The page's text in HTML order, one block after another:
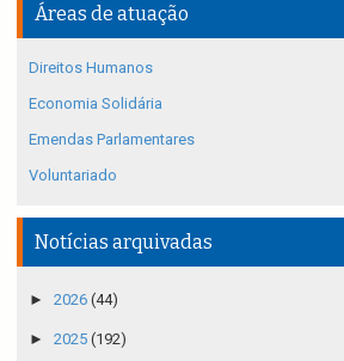
Áreas de atuação
Direitos Humanos
Economia Solidária
Emendas Parlamentares
Voluntariado
Notícias arquivadas
► 2026 (44)
► 2025 (192)